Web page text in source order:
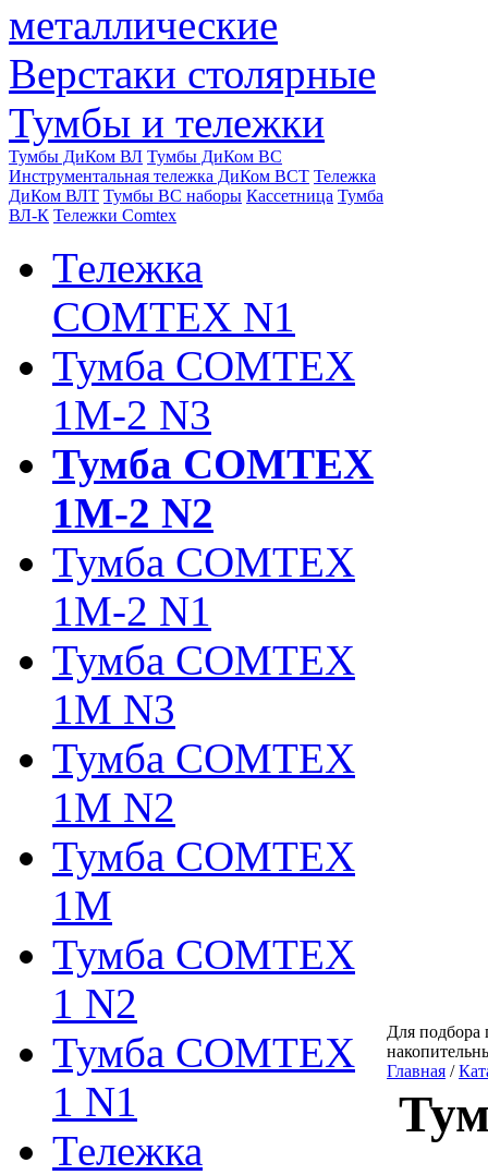
металлические
Верстаки столярные
Тумбы и тележки
Тумбы ДиКом ВЛ Тумбы ДиКом ВС
Инструментальная тележка ДиКом ВСТ Тележка
ДиКом ВЛТ Тумбы ВС наборы Кассетница Тумба
ВЛ-К Тележки Comtex
Тележка
COMTEX N1
Тумба COMTEX
1М-2 N3
Тумба COMTEX
1М-2 N2
Тумба COMTEX
1М-2 N1
Тумба COMTEX
1М N3
Тумба COMTEX
1М N2
Тумба COMTEX
1М
Тумба COMTEX
1 N2
Тумба COMTEX
1 N1
Тележка
Для подбора
Главная /